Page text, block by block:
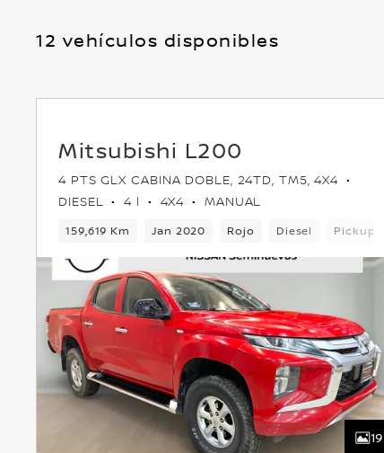
12 vehículos disponibles
Mitsubishi L200
4 PTS GLX CABINA DOBLE, 24TD, TM5, 4X4
DIESEL
4 l 4X4 MANUAL
159,619 Km Jan 2020 Rojo Diesel Pickup
19